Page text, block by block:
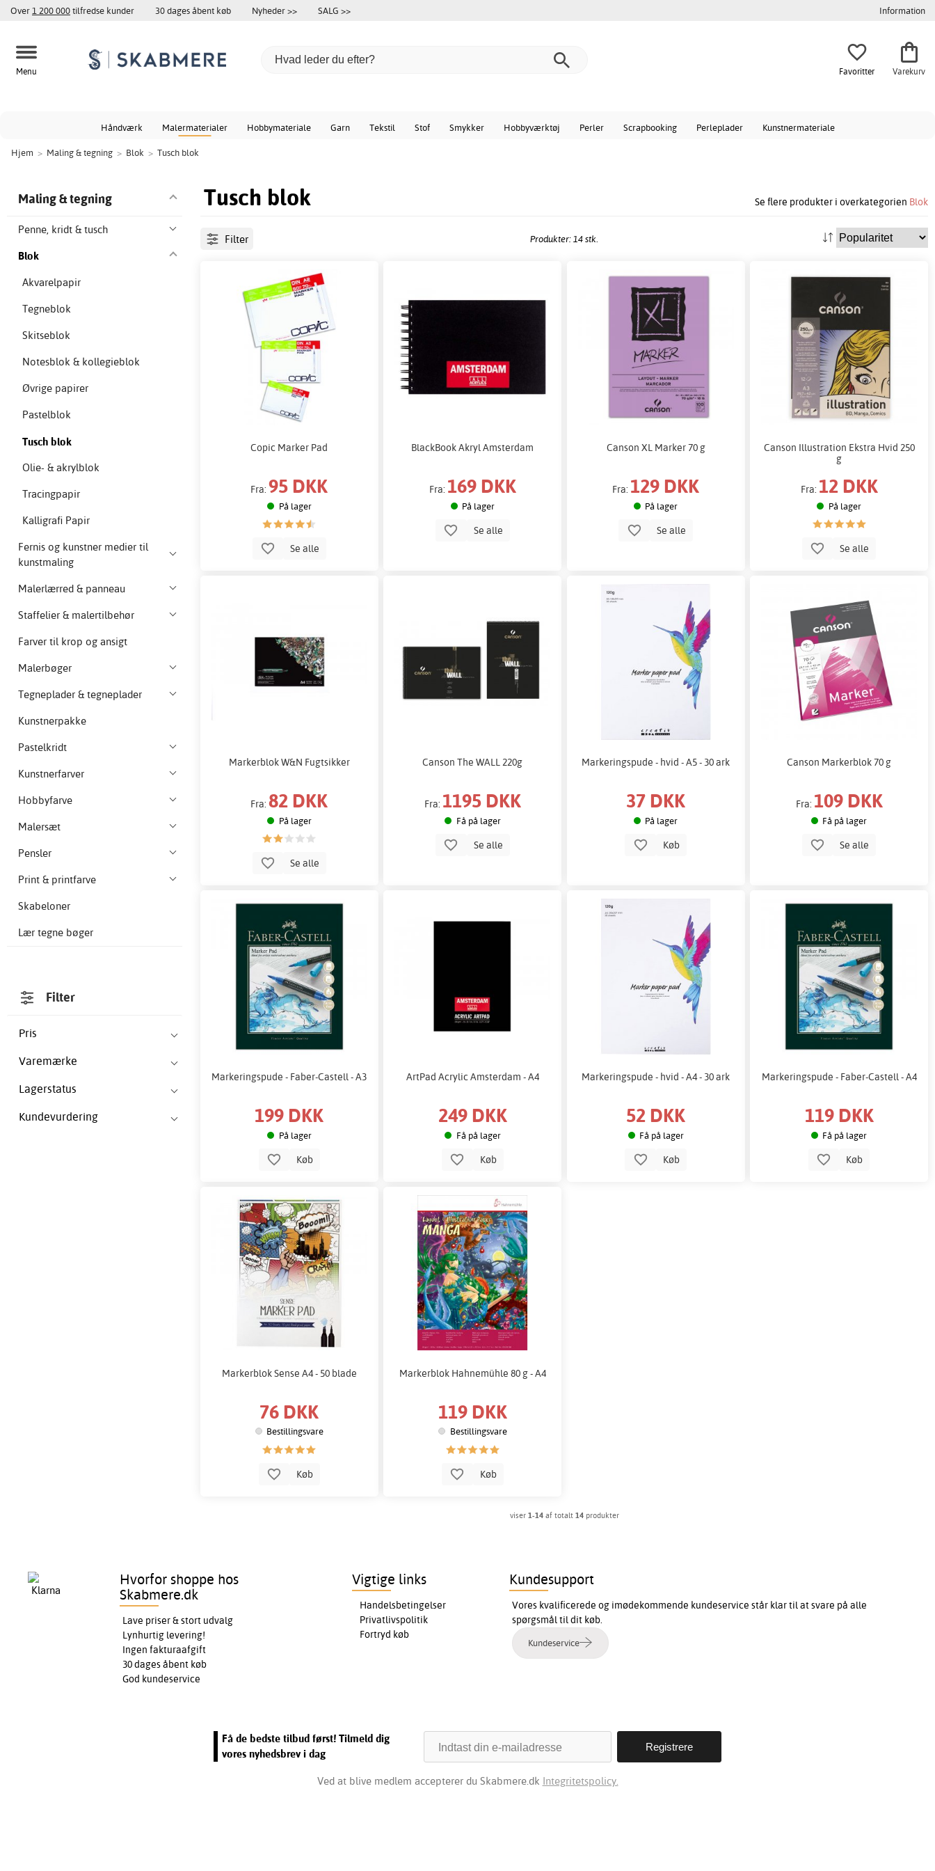
Over1 200 000tilfredse kunder 30 dages åbent køb Nyheder >> SALG >> Information
Menu Favoritter Varekurv
Håndværk Malermaterialer Hobbymateriale Garn Tekstil Stof Smykker Hobbyværktøj Perler Scrapbooking Perleplader Kunstnermateriale
Hjem > Maling & tegning > Blok > Tusch blok
Tusch blok Se flere produkter i overkategorien Blok
Maling & tegning
Penne, kridt & tusch
Blok
Akvarelpapir
Tegneblok
Skitseblok
Notesblok & kollegieblok
Øvrige papirer
Pastelblok
Tusch blok
Olie- & akrylblok
Tracingpapir
Kalligrafi Papir
Fernis og kunstner medier til
kunstmaling
Malerlærred & panneau
Staffelier & malertilbehør
Farver til krop og ansigt
Malerbøger
Tegneplader & tegneplader
Kunstnerpakke
Pastelkridt
Kunstnerfarver
Hobbyfarve
Malersæt
Pensler
Print & printfarve
Skabeloner
Lær tegne bøger
Filter
Pris
Varemærke
Lagerstatus
Kundevurdering
Filter Produkter: 14 stk.
Copic Marker Pad
Fra: 95 DKK
På lager
Se alle
BlackBook Akryl Amsterdam
Fra: 169 DKK
På lager
Se alle
Canson XL Marker 70 g
Fra: 129 DKK
På lager
Se alle
Canson Illustration Ekstra Hvid 250
g
Fra: 12 DKK
På lager
Se alle
Markerblok W&N Fugtsikker
Fra:82 DKK
På lager
Se alle
Canson The WALL 220g
Fra: 1195 DKK
Få på lager
Se alle
Markeringspude - hvid - A5 - 30 ark
37 DKK
På lager
Køb
Canson Markerblok 70 g
Fra: 109 DKK
Få på lager
Se alle
Markeringspude - Faber-Castell - A3
199 DKK
På lager
Køb
ArtPad Acrylic Amsterdam - A4
249 DKK
Få på lager
Køb
Markeringspude - hvid - A4 - 30 ark
52 DKK
Få på lager
Køb
Markeringspude - Faber-Castell - A4
119 DKK
Få på lager
Køb
Markerblok Sense A4 - 50 blade
76 DKK
Bestillingsvare
Køb
Markerblok Hahnemühle 80 g - A4
119 DKK
Bestillingsvare
Køb
viser 1-14af totalt 14produkter
Hvorfor shoppe hos
Skabmere.dk
Lave priser & stort udvalg
Lynhurtig levering!
Ingen fakturaafgift
30 dages åbent køb
God kundeservice
Vigtige links
Handelsbetingelser
Privatlivspolitik
Fortryd køb
Kundesupport
Vores kvalificerede og imødekommende kundeservice står klar til at svare på alle
spørgsmål til dit køb.
Kundeservice
Få de bedste tilbud først! Tilmeld dig
vores nyhedsbrev i dag
Ved at blive medlem accepterer du Skabmere.dk Integritetspolicy.